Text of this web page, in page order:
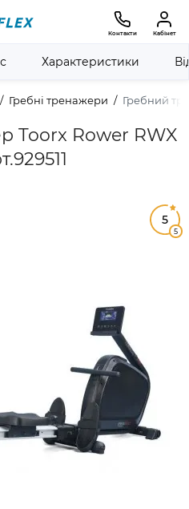
Контакти Кабінет
Гребні тренажери Гребний
Toorx Rower RWX
Характеристики
5
5